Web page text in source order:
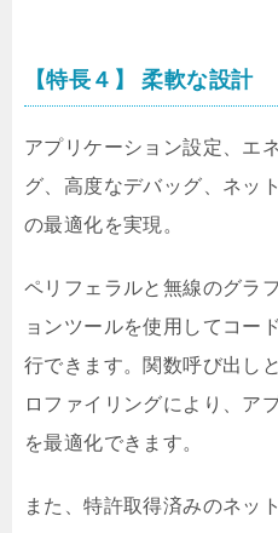
【特長４】 柔軟な設計
アプリケーション設定、エ
グ、高度なデバッグ、ネッ
の最適化を実現。
ペリフェラルと無線のグラ
ョンツールを使用してコー
行できます。関数呼び出し
ロファイリングにより、ア
を最適化できます。
また、特許取得済みのネッ